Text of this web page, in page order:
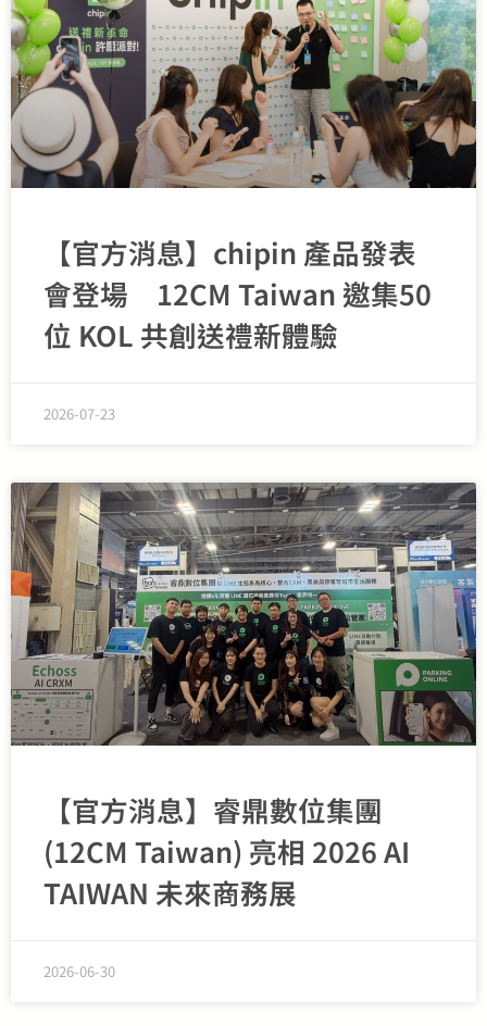
【官方消息】chipin 產品發表
會登場 12CM Taiwan 邀集50
位 KOL 共創送禮新體驗
2026-07-23
【官方消息】睿鼎數位集團
(12CM Taiwan) 亮相 2026 AI
TAIWAN 未來商務展
2026-06-30